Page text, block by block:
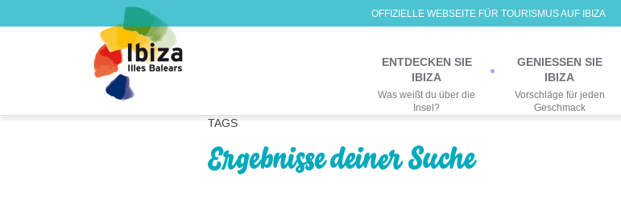
OFFIZIELLE WEBSEITE FÜR TOURISMUS AUF IBIZA
ENTDECKEN SIE
IBIZA
Was weißt du über die
Insel?
GENIESSEN SIE
IBIZA
Vorschläge für jeden
Geschmack
TAGS
Ergebnisse deiner Suche